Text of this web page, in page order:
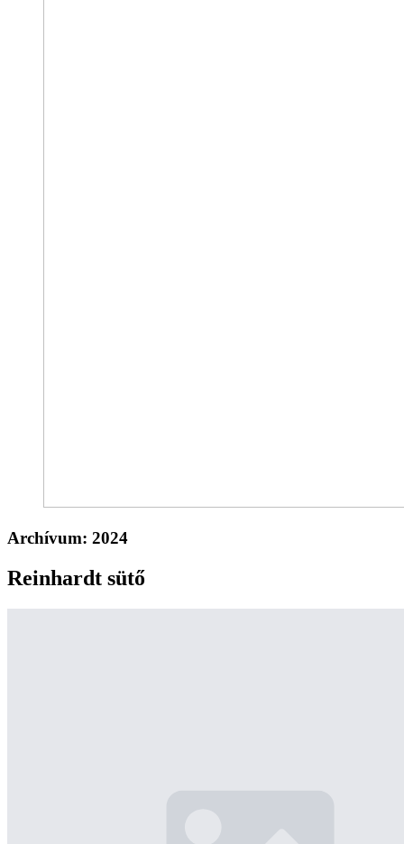
Archívum: 2024
Reinhardt sütő